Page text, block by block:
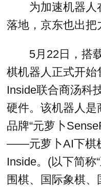
为加速机器人
落地，京东也出
5月22日，搭
棋机器人正式开
Inside联合商汤科
硬件。该机器人是
品牌“元萝卜
——元萝卜AI下棋
Inside。(以下简称
围棋、国际象棋